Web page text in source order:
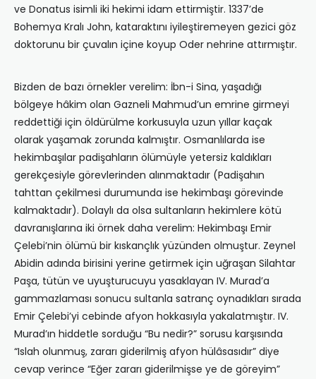
ve Donatus isimli iki hekimi idam ettirmiştir. 1337’de
Bohemya Kralı John, kataraktını iyileştiremeyen gezici göz
doktorunu bir çuvalın içine koyup Oder nehrine attırmıştır.
Bizden de bazı örnekler verelim: İbn-i Sina, yaşadığı
bölgeye hâkim olan Gazneli Mahmud’un emrine girmeyi
reddettiği için öldürülme korkusuyla uzun yıllar kaçak
olarak yaşamak zorunda kalmıştır. Osmanlılarda ise
hekimbaşılar padişahların ölümüyle yetersiz kaldıkları
gerekçesiyle görevlerinden alınmaktadır (Padişahın
tahttan çekilmesi durumunda ise hekimbaşı görevinde
kalmaktadır). Dolaylı da olsa sultanların hekimlere kötü
davranışlarına iki örnek daha verelim: Hekimbaşı Emir
Çelebi’nin ölümü bir kıskançlık yüzünden olmuştur. Zeynel
Abidin adında birisini yerine getirmek için uğraşan Silahtar
Paşa, tütün ve uyuşturucuyu yasaklayan IV. Murad’a
gammazlaması sonucu sultanla satranç oynadıkları sırada
Emir Çelebi’yi cebinde afyon hokkasıyla yakalatmıştır. IV.
Murad’ın hiddetle sorduğu “Bu nedir?” sorusu karşısında
“Islah olunmuş, zararı giderilmiş afyon hülâsasıdır” diye
cevap verince “Eğer zararı giderilmişse ye de göreyim”